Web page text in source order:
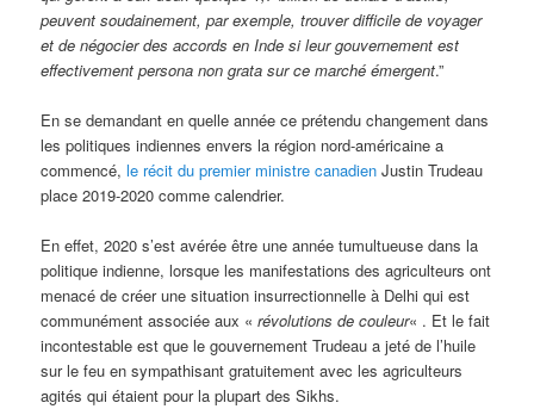
peuvent soudainement, par exemple, trouver difficile de voyager
et de négocier des accords en Inde si leur gouvernement est
effectivement persona non grata sur ce marché émergent.”
En se demandant en quelle année ce prétendu changement dans
les politiques indiennes envers la région nord-américaine a
commencé,le récit du premier ministre canadien Justin Trudeau
place 2019-2020 comme calendrier.
En effet, 2020 s’est avérée être une année tumultueuse dans la
politique indienne, lorsque les manifestations des agriculteurs ont
menacé de créer une situation insurrectionnelle à Delhi qui est
communément associée aux «révolutions de couleur« . Et le fait
incontestable est que le gouvernement Trudeau a jeté de l’huile
sur le feu en sympathisant gratuitement avec les agriculteurs
agités qui étaient pour la plupart des Sikhs.